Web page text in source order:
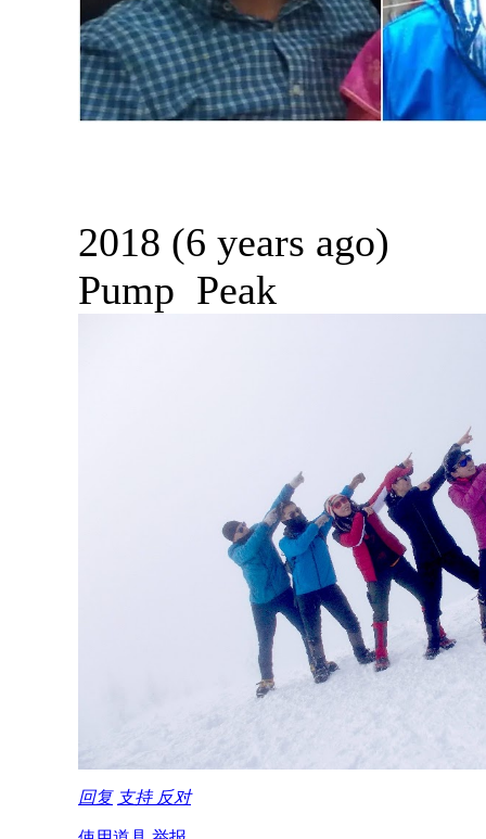
2018 (6 years ago)
Pump Peak
回复 支持 反对